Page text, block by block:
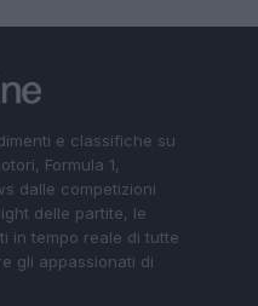
e classifiche su
Formula 1,
dalle competizioni
delle partite, le
in tempo reale di tutte
gli appassionati di